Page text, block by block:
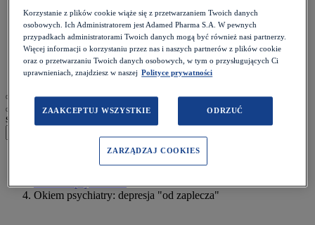
Diety
Kalkulatory
Zdrowie psychiczne
Ból i stan zapalny
Życie intymne
szukaj
>
Okiem psychiatry: depresja "od zaplecza"
Korzystanie z plików cookie wiąże się z przetwarzaniem Twoich danych
osobowych. Ich Administratorem jest Adamed Pharma S.A. W pewnych
przypadkach administratorami Twoich danych mogą być również nasi partnerzy.
Więcej informacji o korzystaniu przez nas i naszych partnerów z plików cookie
oraz o przetwarzaniu Twoich danych osobowych, w tym o przysługujących Ci
uprawnieniach, znajdziesz w naszej Polityce prywatności
ZAAKCEPTUJ WSZYSTKIE ODRZUĆ
ZARZĄDZAJ COOKIES